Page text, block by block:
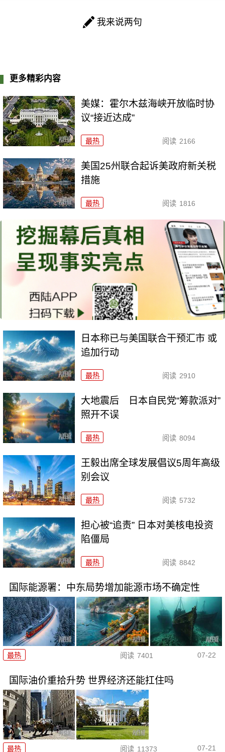
我来说两句
更多精彩内容
美媒：霍尔木兹海峡开放临时协
议“接近达成”
最热 阅读 2166
美国25州联合起诉美政府新关税
措施
最热 阅读 1816
日本称已与美国联合干预汇市 或
追加行动
最热 阅读 2910
大地震后 日本自民党“筹款派对”
照开不误
最热 阅读 8094
王毅出席全球发展倡议5周年高级
别会议
最热 阅读 5732
担心被“追责” 日本对美核电投资
陷僵局
最热 阅读 8842
国际能源署：中东局势增加能源市场不确定性
最热 阅读 7401 07-22
国际油价重拾升势 世界经济还能扛住吗
最热 阅读 11373 07-21